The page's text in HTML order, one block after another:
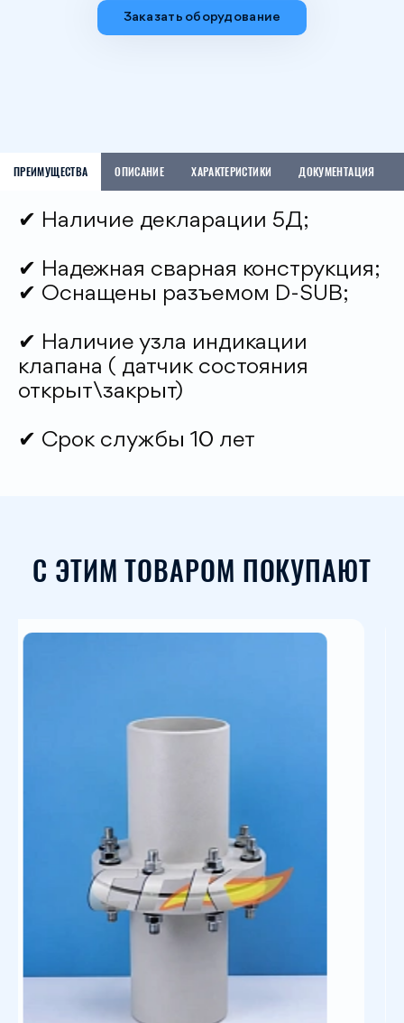
Заказать оборудование
ПРЕИМУЩЕСТВА ОПИСАНИЕ ХАРАКТЕРИСТИКИ ДОКУМЕНТАЦИЯ
✔ Наличие декларации 5Д;
✔ Надежная сварная конструкция;
✔ Оснащены разъемом D-SUB;
✔ Наличие узла индикации
клапана ( датчик состояния
открыт\закрыт)
✔ Срок службы 10 лет
С ЭТИМ ТОВАРОМ ПОКУПАЮТ